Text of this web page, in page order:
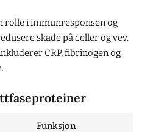
rolle i immunresponsen og
skade på celler og vev.
CRP, fibrinogen og
Funksjon